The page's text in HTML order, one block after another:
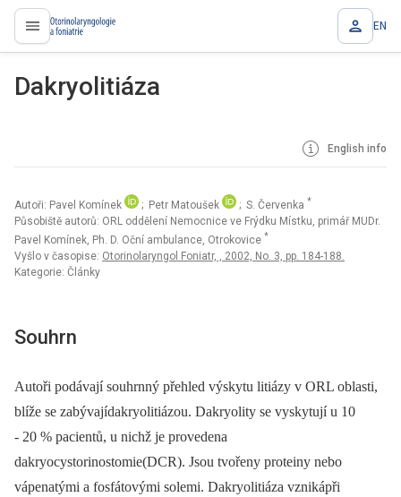
proLékaře.cz EN
Dakryolitiáza
English info
Autoři: Pavel Komínek ; Petr Matoušek ; S. Červenka *
Působiště autorů: ORL oddělení Nemocnice ve Frýdku Místku, primář MUDr.
Pavel Komínek, Ph. D. Oční ambulance, Otrokovice *
Vyšlo v časopise: Otorinolaryngol Foniatr, , 2002, No. 3, pp. 184-188.
Kategorie: Články
Souhrn
Autoři podávají souhrnný přehled výskytu litiázy v ORL oblasti,
blíže se zabývajídakryolitiázou. Dakryolity se vyskytují u 10
-⁠ 20 % pacientů, u nichž je provedena
dakryocystorinostomie(DCR). Jsou tvořeny proteiny nebo
vápenatými a fosfátovými solemi. Dakryolitiáza vznikápři